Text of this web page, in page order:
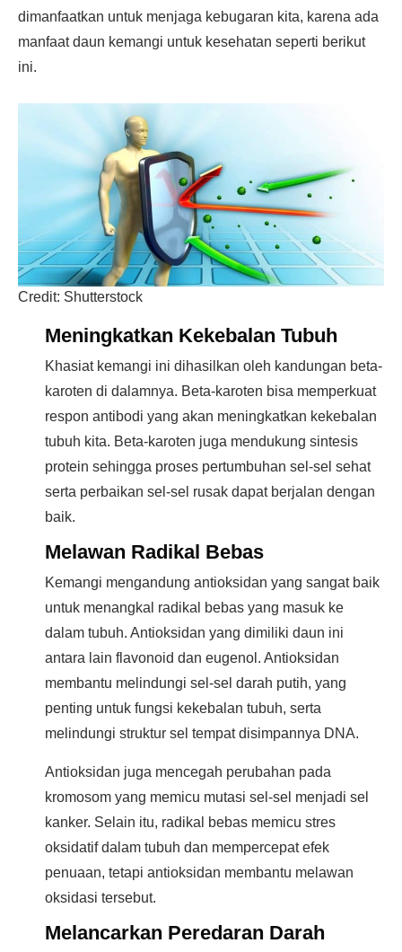
dimanfaatkan untuk menjaga kebugaran kita, karena ada
manfaat daun kemangi untuk kesehatan seperti berikut
ini.
Credit: Shutterstock
Meningkatkan Kekebalan Tubuh
Khasiat kemangi ini dihasilkan oleh kandungan beta-
karoten di dalamnya. Beta-karoten bisa memperkuat
respon antibodi yang akan meningkatkan kekebalan
tubuh kita. Beta-karoten juga mendukung sintesis
protein sehingga proses pertumbuhan sel-sel sehat
serta perbaikan sel-sel rusak dapat berjalan dengan
baik.
Melawan Radikal Bebas
Kemangi mengandung antioksidan yang sangat baik
untuk menangkal radikal bebas yang masuk ke
dalam tubuh. Antioksidan yang dimiliki daun ini
antara lain flavonoid dan eugenol. Antioksidan
membantu melindungi sel-sel darah putih, yang
penting untuk fungsi kekebalan tubuh, serta
melindungi struktur sel tempat disimpannya DNA.
Antioksidan juga mencegah perubahan pada
kromosom yang memicu mutasi sel-sel menjadi sel
kanker. Selain itu, radikal bebas memicu stres
oksidatif dalam tubuh dan mempercepat efek
penuaan, tetapi antioksidan membantu melawan
oksidasi tersebut.
Melancarkan Peredaran Darah